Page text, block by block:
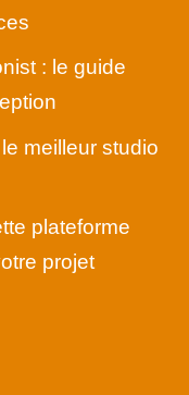
: le guide
meilleur studio
plateforme
projet